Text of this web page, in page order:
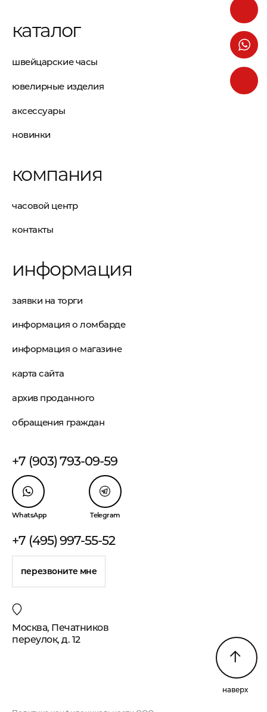
каталог
швейцарские часы
ювелирные изделия
аксессуары
новинки
компания
часовой центр
контакты
информация
заявки на торги
информация о ломбарде
информация о магазине
карта сайта
архив проданного
обращения граждан
+7 (903) 793-09-59
WhatsApp Telegram
+7 (495) 997-55-52
перезвоните мне
Москва, Печатников
переулок, д. 12
наверх